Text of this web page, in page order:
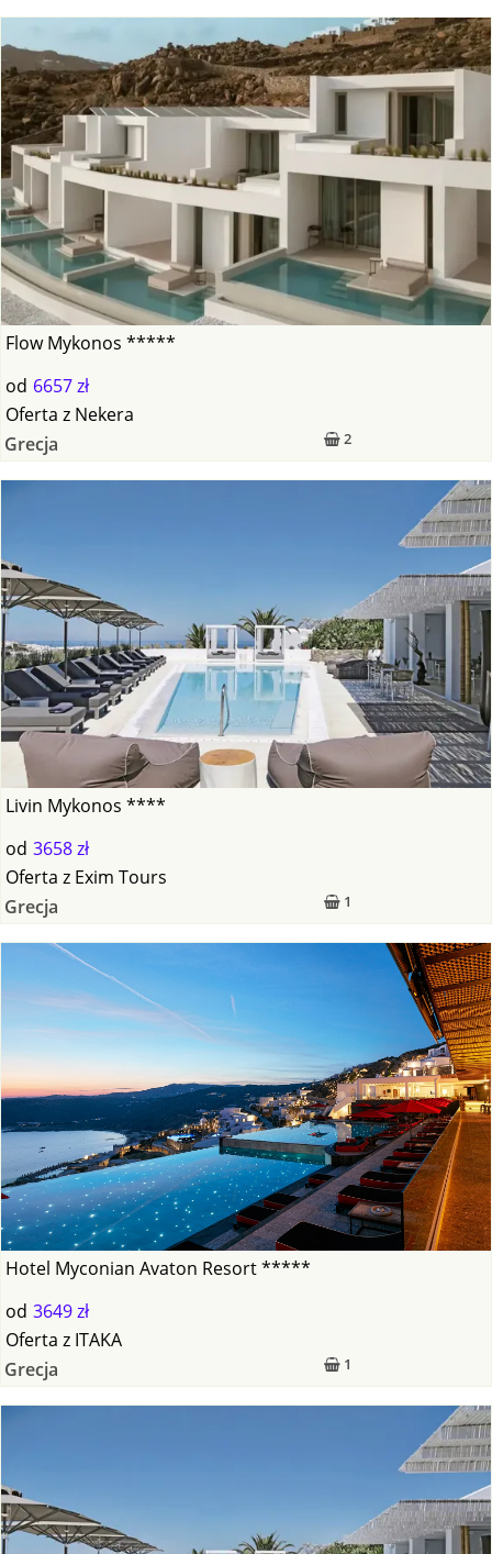
Flow Mykonos *****
od 6657 zł
2
Oferta z Nekera
Grecja
Livin Mykonos ****
od 3658 zł
1
Oferta z Exim Tours
Grecja
Hotel Myconian Avaton Resort *****
od 3649 zł
1
Oferta z ITAKA
Grecja